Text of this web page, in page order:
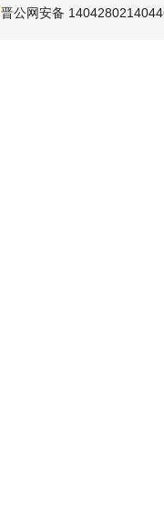
晋公网安备